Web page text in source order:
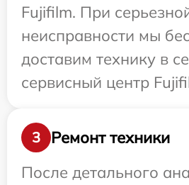
Fujifilm. При
неисправности мы
доставим технику в
сервисный центр
3
Ремонт техники
После детального